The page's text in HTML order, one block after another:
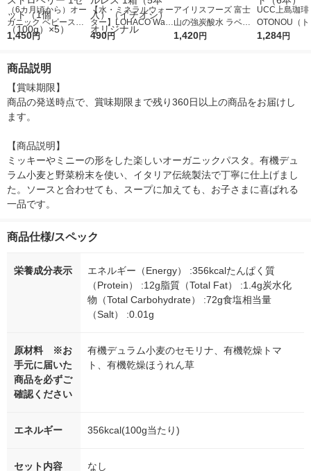
（6カ月頃から）オー
ガニック ベビースム
ージー フルッラ ベビ
ット（1個（100g）×
5）
1,450円
【水・ミネラルウォー
ター】LOHACO Wate
r（ロハコウォータ
490円
アイリスフーズ 富士
山の強炭酸水 ラベル
レス 500ml 1箱（24
1,420円
UCC上島珈琲
OTONOU（
ウ） by
1,284円
商品説明
【賞味期限】
商品の発送時点で、賞味期限まで残り360日以上の商品をお届けし
ます。
【商品説明】
ミッキーやミニーの形をした楽しいオーガニックパスタ。有機デュ
ラム小麦と野菜粉末を使い、イタリア伝統製法で丁寧に仕上げまし
た。ソースと合わせても、スープに加えても、お子さまに喜ばれる
一品です。
商品仕様/スペック
栄養成分表示
エネルギー（Energy） :356kcalたんぱく質
（Protein） :12g脂質（Total Fat） :1.4g炭水化
物（Total Carbohydrate） :72g食塩相当量
（Salt） :0.01g
原材料 ※お
手元に届いた
商品を必ずご
確認ください
有機デュラム小麦のセモリナ、有機乾燥トマ
ト、有機乾燥ほうれん草
エネルギー 356kcal(100g当たり)
セット内容 なし